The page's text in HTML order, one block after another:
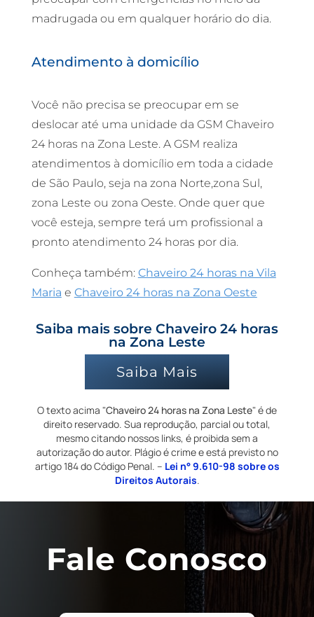
madrugada ou em qualquer horário do dia.
Atendimento à domicílio
Você não precisa se preocupar em se
deslocar até uma unidade da GSM Chaveiro
24 horas na Zona Leste. A GSM realiza
atendimentos à domicílio em toda a cidade
de São Paulo, seja na zona Norte,zona Sul,
zona Leste ou zona Oeste. Onde quer que
você esteja, sempre terá um profissional a
pronto atendimento 24 horas por dia.
Conheça também: Chaveiro 24 horas na Vila
Maria e Chaveiro 24 horas na Zona Oeste
Saiba mais sobre Chaveiro 24 horas
na Zona Leste
Saiba Mais
O texto acima "Chaveiro 24 horas na Zona Leste" é de
direito reservado. Sua reprodução, parcial ou total,
mesmo citando nossos links, é proibida sem a
autorização do autor. Plágio é crime e está previsto no
artigo 184 do Código Penal. – Lei n° 9.610-98 sobre os
Direitos Autorais.
Fale Conosco